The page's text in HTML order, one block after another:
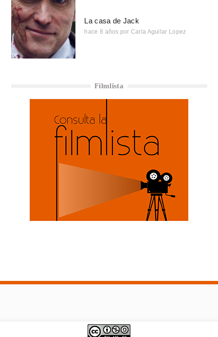
La casa de Jack
hace 8 años por Carla Aguilar Lopez
Filmlista